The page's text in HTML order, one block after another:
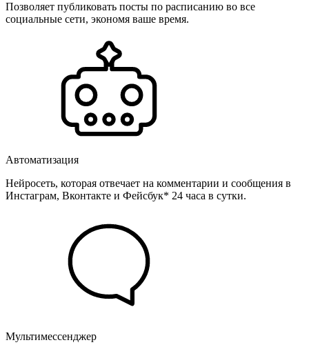
Позволяет публиковать посты по расписанию во все
социальные сети, экономя ваше время.
Автоматизация
Нейросеть, которая отвечает на комментарии и сообщения в
Инстаграм, Вконтакте и Фейсбук* 24 часа в сутки.
Мультимессенджер